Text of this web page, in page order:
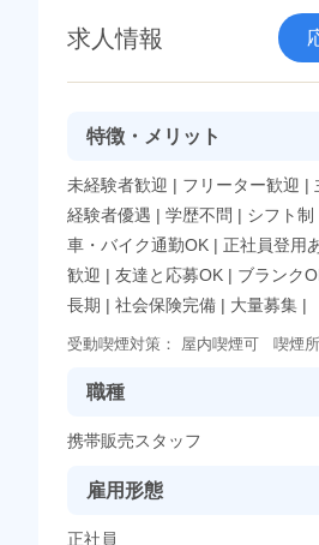
求人情報
特徴・メリット
未経験者歓迎 | フリーター歓迎 |
経験者優遇 | 学歴不問 | シフト制
車・バイク通勤OK | 正社員登用
歓迎 | 友達と応募OK | ブランク
長期 | 社会保険完備 | 大量募集 |
受動喫煙対策： 屋内喫煙可 喫煙
職種
携帯販売スタッフ
雇用形態
正社員